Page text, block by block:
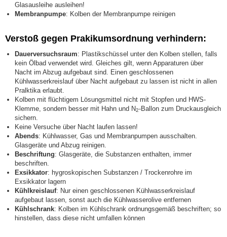
Glasausleihe ausleihen!
Membranpumpe: Kolben der Membranpumpe reinigen
Verstoß gegen Prakikumsordnung verhindern:
Dauerversuchsraum: Plastikschüssel unter den Kolben stellen, falls
kein Ölbad verwendet wird. Gleiches gilt, wenn Apparaturen über
Nacht im Abzug aufgebaut sind. Einen geschlossenen
Kühlwasserkreislauf über Nacht aufgebaut zu lassen ist nicht in allen
Pralktika erlaubt.
Kolben mit flüchtigem Lösungsmittel nicht mit Stopfen und HWS-
Klemme, sondern besser mit Hahn und N2-Ballon zum Druckausgleich
sichern.
Keine Versuche über Nacht laufen lassen!
Abends: Kühlwasser, Gas und Membranpumpen ausschalten.
Glasgeräte und Abzug reinigen.
Beschriftung: Glasgeräte, die Substanzen enthalten, immer
beschriften.
Exsikkator: hygroskopischen Substanzen / Trockenrohre im
Exsikkator lagern
Kühlkreislauf: Nur einen geschlossenen Kühlwasserkreislauf
aufgebaut lassen, sonst auch die Kühlwasserolive entfernen
Kühlschrank: Kolben im Kühlschrank ordnungsgemäß beschriften; so
hinstellen, dass diese nicht umfallen können